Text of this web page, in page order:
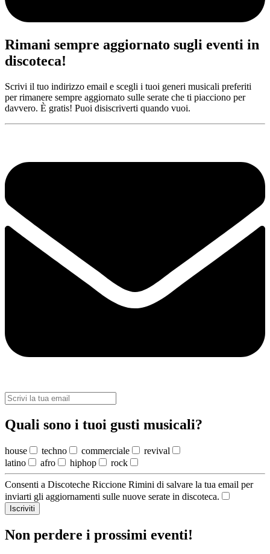
Rimani sempre aggiornato sugli eventi in
discoteca!
Scrivi il tuo indirizzo email e scegli i tuoi generi musicali preferiti
per rimanere sempre aggiornato sulle serate che ti piacciono per
davvero. È gratis! Puoi disiscriverti quando vuoi.
Quali sono i tuoi gusti musicali?
house techno commerciale
revival
latino
afro hiphop rock
Consenti a Discoteche Riccione Rimini di salvare la tua email per
inviarti gli aggiornamenti sulle nuove serate in discoteca.
Iscriviti
Non perdere i prossimi eventi!